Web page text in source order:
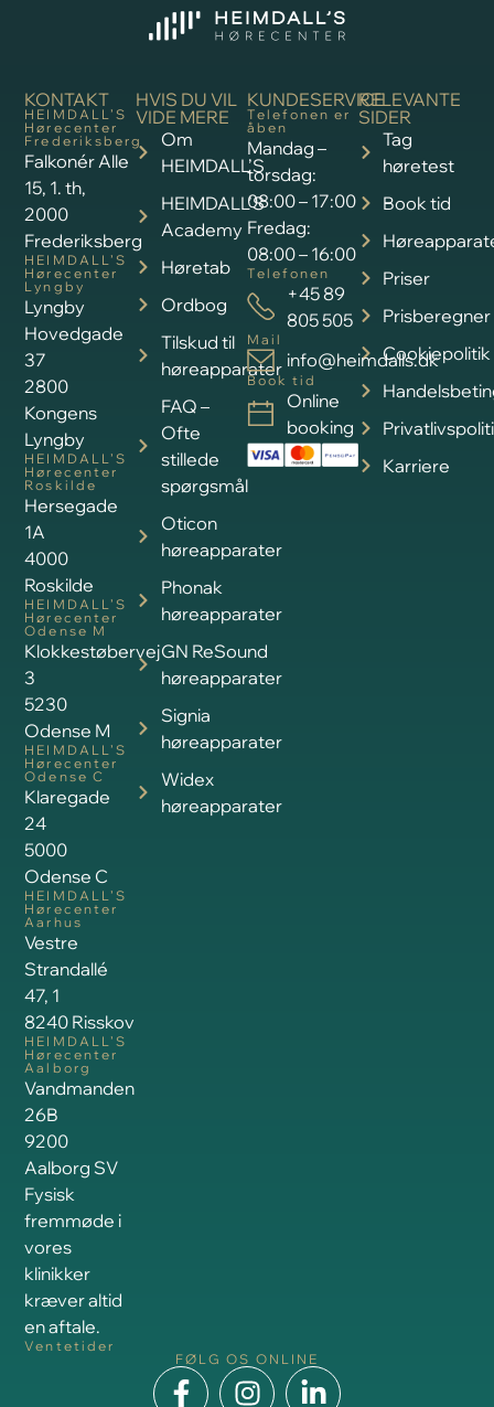
KONTAKT
HEIMDALL’S
Hørecenter
Frederiksberg
Falkonér Alle
15, 1. th,
2000
Frederiksberg
HEIMDALL’S
Hørecenter
Lyngby
Lyngby
Hovedgade
37
2800
Kongens
Lyngby
HEIMDALL’S
Hørecenter
Roskilde
Hersegade
1A
4000
Roskilde
HEIMDALL’S
Hørecenter
Odense M
Klokkestøbervej
3
5230
Odense M
HEIMDALL’S
Hørecenter
Odense C
Klaregade
24
5000
Odense C
HEIMDALL’S
Hørecenter
Aarhus
Vestre
Strandallé
47, 1
8240 Risskov
HEIMDALL’S
Hørecenter
Aalborg
Vandmanden
26B
9200
Aalborg SV
Fysisk
fremmøde i
vores
klinikker
kræver altid
en aftale.
Ventetider
RELEVANTE
SIDER
Tag
høretest
Book tid
Priser
Prisberegner
Cookiepolitik
Karriere
HVIS DU VIL
VIDE MERE
Om
HEIMDALL’S
HEIMDALL’S
Academy
Høretab
Ordbog
Tilskud til
høreapparater
FAQ –
Ofte
stillede
spørgsmål
Oticon
høreapparater
Phonak
høreapparater
GN ReSound
høreapparater
Signia
høreapparater
Widex
høreapparater
KUNDESERVICE
Telefonen er
åben
Mandag –
torsdag:
08:00 – 17:00
Fredag:
08:00 – 16:00
Telefonen
+45 89
805 505
Mail
info@heimdalls.dk
Book tid
Online
booking
FØLG OS ONLINE